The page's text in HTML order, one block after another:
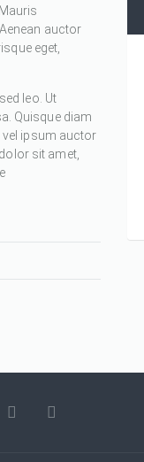
auctor
eget,
leo. Ut
Quisque diam
vel ipsum auctor
sit amet,